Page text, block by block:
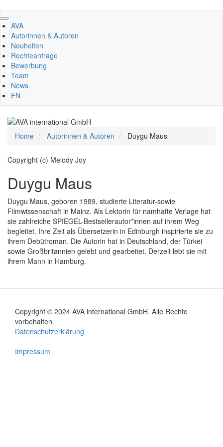
Direkt
zum
Inhalt
AVA
Autorinnen & Autoren
Neuheiten
Rechteanfrage
Bewerbung
Team
News
EN
Home Autorinnen & Autoren Duygu Maus
Copyright (c) Melody Joy
Duygu Maus
Duygu Maus, geboren 1989, studierte Literatur-sowie
Filmwissenschaft in Mainz. Als Lektorin für namhafte Verlage hat
sie zahlreiche SPIEGEL-Bestsellerautor*innen auf ihrem Weg
begleitet. Ihre Zeit als Übersetzerin in Edinburgh inspirierte sie zu
ihrem Debütroman. Die Autorin hat in Deutschland, der Türkei
sowie Großbritannien gelebt und gearbeitet. Derzeit lebt sie mit
ihrem Mann in Hamburg.
Copyright © 2024 AVA international GmbH. Alle Rechte
vorbehalten.
Footer
menu
Datenschutzerklärung
Impressum